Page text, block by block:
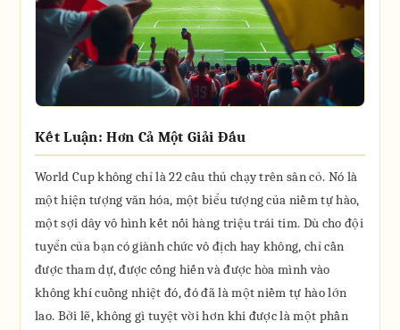
Kết Luận: Hơn Cả Một Giải Đấu
World Cup không chỉ là 22 cầu thủ chạy trên sân cỏ. Nó là
một hiện tượng văn hóa, một biểu tượng của niềm tự hào,
một sợi dây vô hình kết nối hàng triệu trái tim. Dù cho đội
tuyển của bạn có giành chức vô địch hay không, chỉ cần
được tham dự, được cống hiến và được hòa mình vào
không khí cuồng nhiệt đó, đó đã là một niềm tự hào lớn
lao. Bởi lẽ, không gì tuyệt vời hơn khi được là một phần